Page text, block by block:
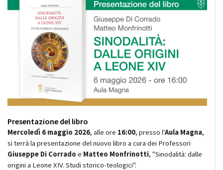
Presentazione del libro
Mercoledì 6 maggio 2026, alle ore 16:00, presso l'Aula Magna,
si terrà la presentazione del nuovo libro a cura dei Professori
Giuseppe Di Corrado e Matteo Monfrinotti, "Sinodalità: dalle
origini a Leone XIV. Studi storico-teologici".